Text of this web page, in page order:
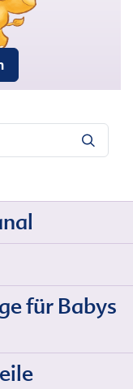
für Babys